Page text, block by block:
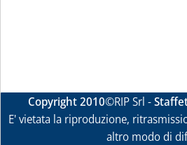
Copyright 2010©RIP Srl -
E' vietata la riproduzione,
altro modo di